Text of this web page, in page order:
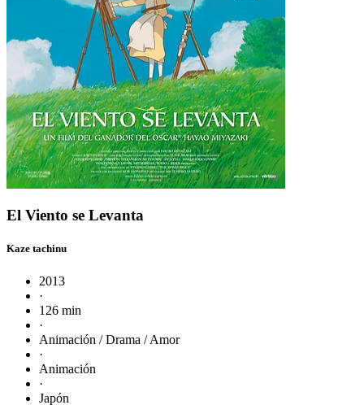
El Viento se Levanta
Kaze tachinu
2013
·
126 min
·
Animación / Drama / Amor
·
Animación
·
Japón